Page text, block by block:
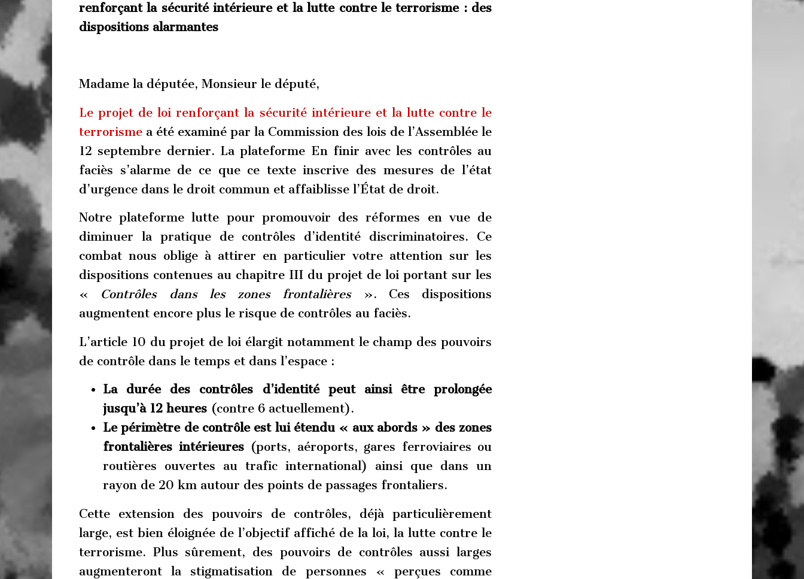
renforçant la sécurité intérieure et la lutte contre le terrorisme : des
dispositions alarmantes
Madame la députée, Monsieur le député,
Le projet de loi renforçant la sécurité intérieure et la lutte contre le
terrorisme a été examiné par la Commission des lois de l’Assemblée le
12 septembre dernier. La plateforme En finir avec les contrôles au
faciès s’alarme de ce que ce texte inscrive des mesures de l’état
d’urgence dans le droit commun et affaiblisse l’État de droit.
Notre plateforme lutte pour promouvoir des réformes en vue de
diminuer la pratique de contrôles d’identité discriminatoires. Ce
combat nous oblige à attirer en particulier votre attention sur les
dispositions contenues au chapitre III du projet de loi portant sur les
« Contrôles dans les zones frontalières». Ces dispositions
augmentent encore plus le risque de contrôles au faciès.
L’article 10 du projet de loi élargit notamment le champ des pouvoirs
de contrôle dans le temps et dans l’espace :
La durée des contrôles d’identité peut ainsi être prolongée
jusqu’à 12 heures (contre 6 actuellement).
Le périmètre de contrôle est lui étendu « aux abords » des zones
frontalières intérieures(ports, aéroports, gares ferroviaires ou
routières ouvertes au trafic international) ainsi que dans un
rayon de 20 km autour des points de passages frontaliers.
Cette extension des pouvoirs de contrôles, déjà particulièrement
large, est bien éloignée de l’objectif affiché de la loi, la lutte contre le
terrorisme. Plus sûrement, des pouvoirs de contrôles aussi larges
augmenteront la stigmatisation de personnes « perçues comme